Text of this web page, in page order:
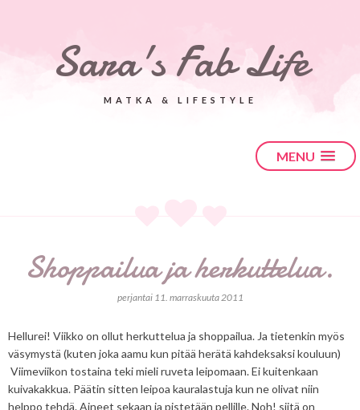
Sara's Fab Life
MATKA & LIFESTYLE
MENU
Shoppailua ja herkuttelua.
perjantai 11. marraskuuta 2011
Hellurei! Viikko on ollut herkuttelua ja shoppailua. Ja tietenkin myös
väsymystä (kuten joka aamu kun pitää herätä kahdeksaksi kouluun)
Viimeviikon tostaina teki mieli ruveta leipomaan. Ei kuitenkaan
kuivakakkua. Päätin sitten leipoa kauralastuja kun ne olivat niin
helppo tehdä. Aineet sekaan ja pistetään pellille. Noh! siitä on